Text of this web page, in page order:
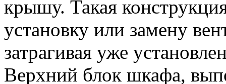
крышу. Такая
установку или замену
затрагивая уже
Верхний блок шкафа,